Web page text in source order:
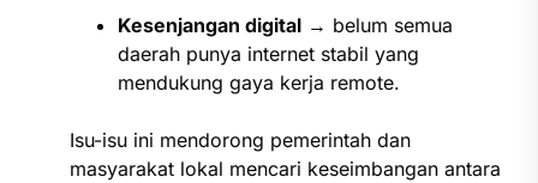
Kesenjangan digital→ belum semua
daerah punya internet stabil yang
mendukung gaya kerja remote.
Isu-isu ini mendorong pemerintah dan
masyarakat lokal mencari keseimbangan antara